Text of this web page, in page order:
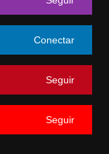
Conectar
Seguir
Seguir